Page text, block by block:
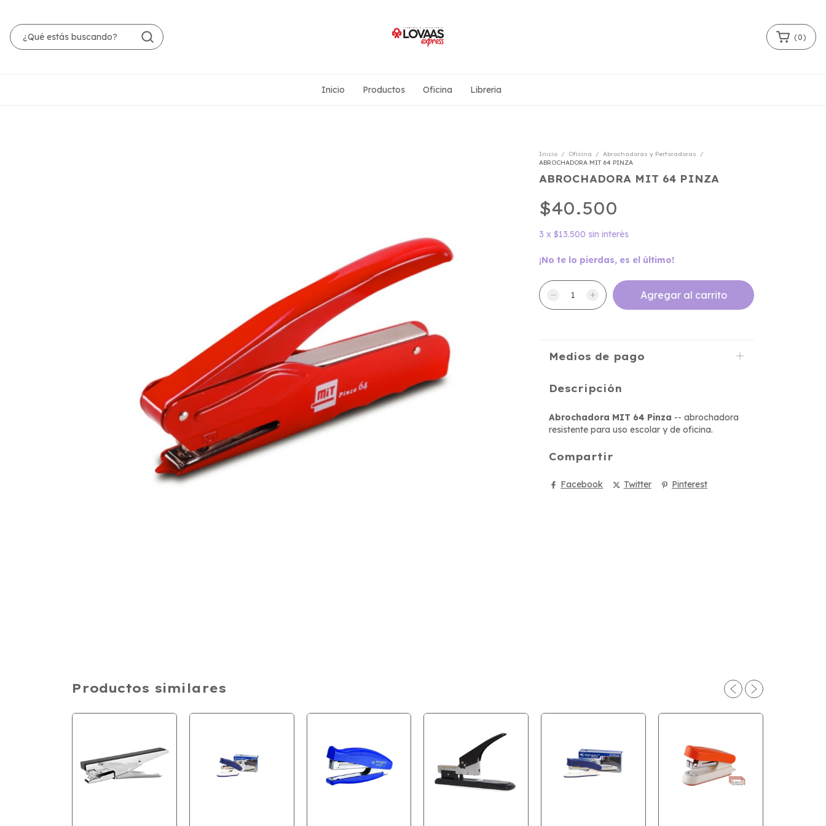
(0)
Inicio Productos Oficina Libreria
Inicio / Oficina / Abrochadoras y Perforadoras
/
ABROCHADORA MIT 64 PINZA
ABROCHADORA MIT 64 PINZA
$40.500
3 x $13.500 sin interés
¡No te lo pierdas, es el último!
Medios de pago
Descripción
Abrochadora MIT 64 Pinza -- abrochadora
resistente para uso escolar y de oficina.
Compartir
Facebook Twitter Pinterest
Productos similares